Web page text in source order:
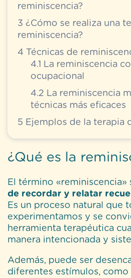
reminiscencia?
3 ¿Cómo se realiza una
reminiscencia?
4 Técnicas de
4.1 La reminiscencia
ocupacional
4.2 La reminiscencia
técnicas más eficaces
5 Ejemplos de la terapia
¿Qué es la
El término «reminiscencia»
de recordar y relatar
Es un proceso natural que
experimentamos y se
herramienta terapéutica
manera intencionada y
Además, puede ser
diferentes estímulos,